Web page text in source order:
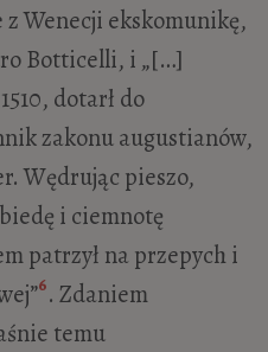
Wenecji ekskomunikę,
Botticelli, i „[…]
dotarł do
zakonu augustianów,
Wędrując pieszo,
i ciemnotę
patrzył na przepych i
6. Zdaniem
temu